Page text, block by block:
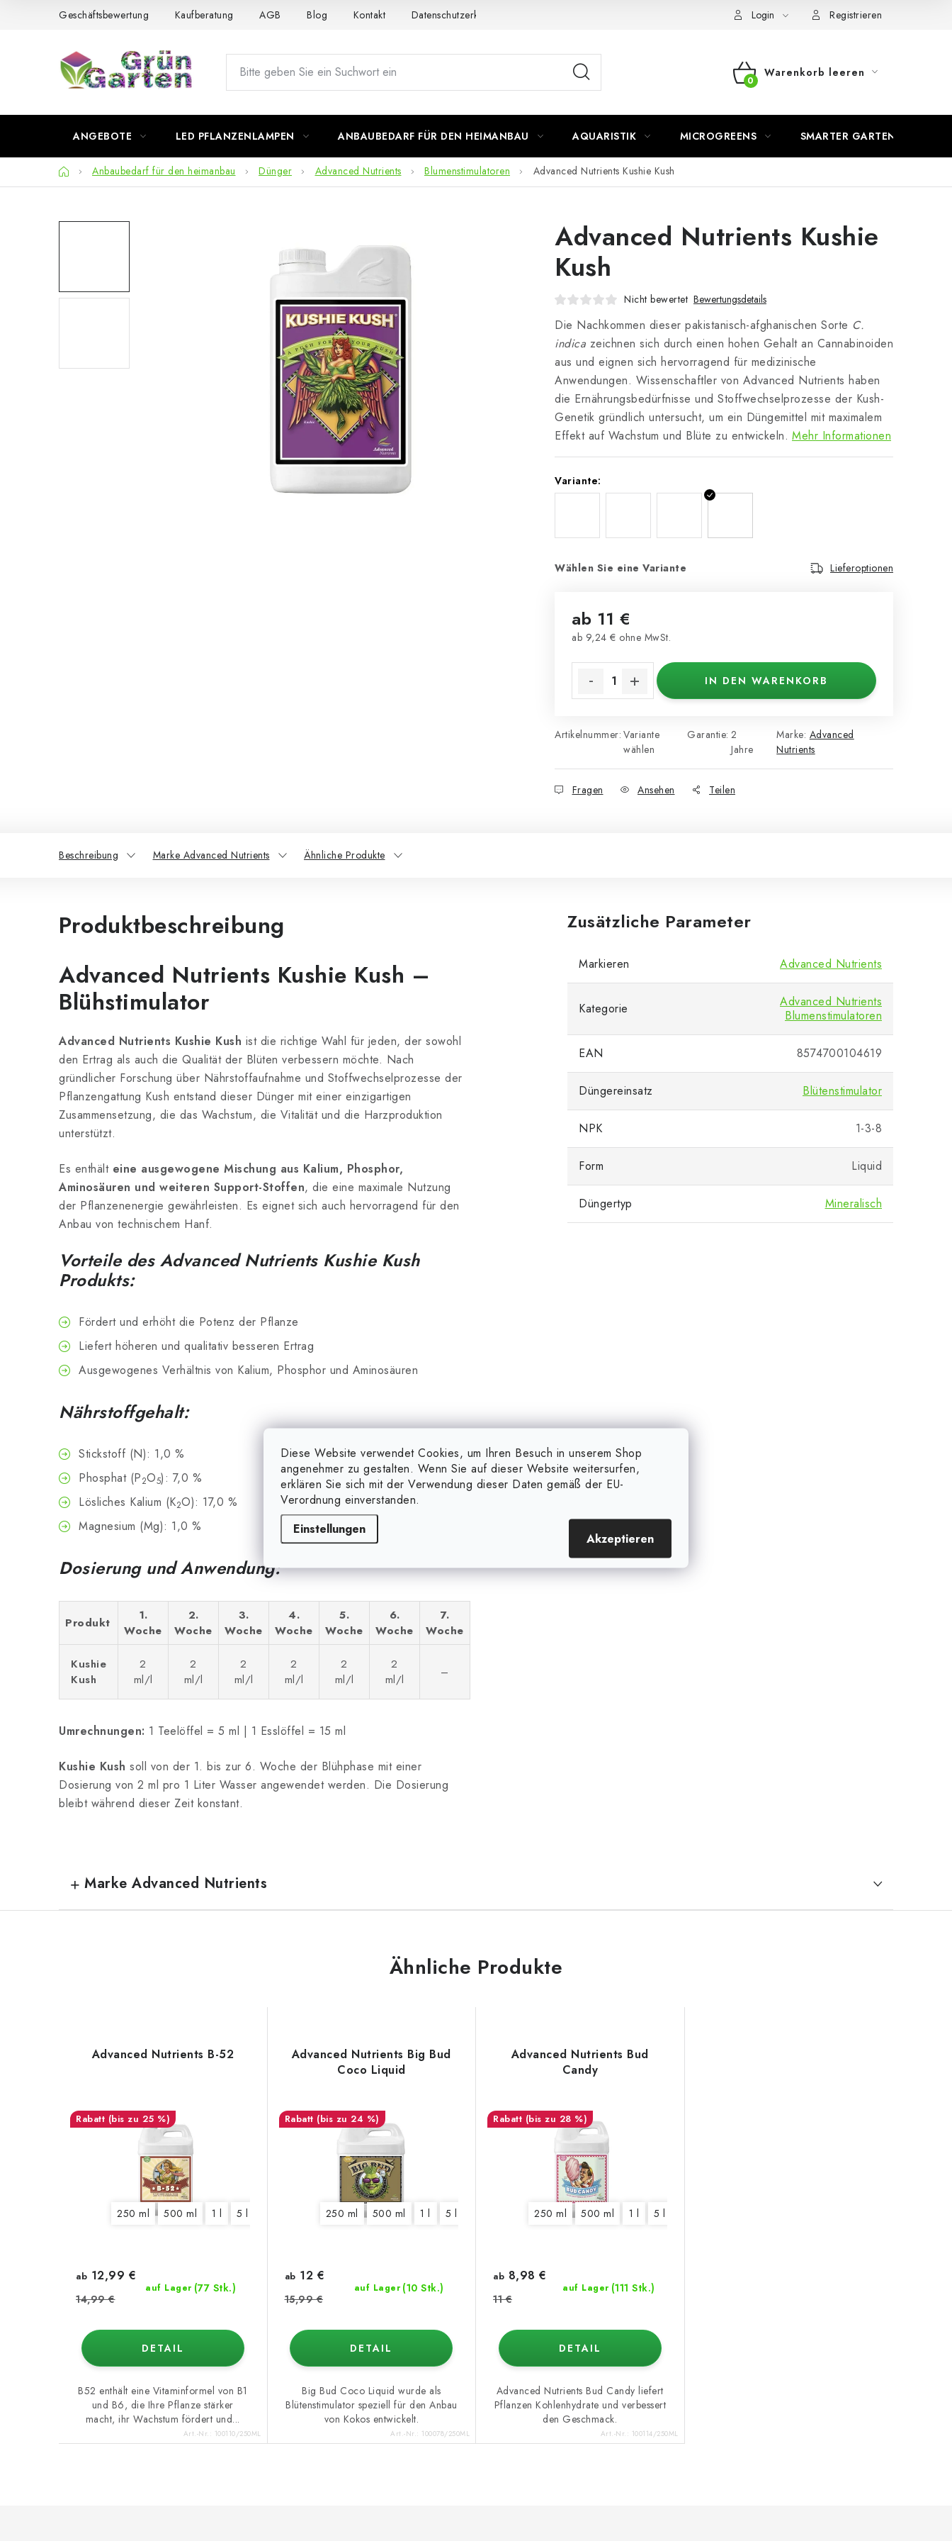
Diese Website verwendet Cookies, um Ihren Besuch in unserem Shop
angenehmer zu gestalten. Wenn Sie auf dieser Website weitersurfen,
erklären Sie sich mit der Verwendung dieser Daten gemäß der EU-
Verordnung einverstanden.
Einstellungen
Akzeptieren
Geschäftsbewertung Kaufberatung AGB Blog Kontakt Datenschutzerklärung Login Registrieren
WARENKORB
Warenkorb leeren
ANGEBOTE LED PFLANZENLAMPEN ANBAUBEDARF FÜR DEN HEIMANBAU AQUARISTIK MICROGREENS SMARTER GARTEN
StartseiteAnbaubedarf für den heimanbau Dünger Advanced Nutrients Blumenstimulatoren Advanced Nutrients Kushie Kush
Advanced Nutrients Kushie
Kush
Nicht bewertet Bewertungsdetails
Die Nachkommen dieser pakistanisch-afghanischen Sorte C.
indica zeichnen sich durch einen hohen Gehalt an Cannabinoiden
aus und eignen sich hervorragend für medizinische
Anwendungen. Wissenschaftler von Advanced Nutrients haben
die Ernährungsbedürfnisse und Stoffwechselprozesse der Kush-
Genetik gründlich untersucht, um ein Düngemittel mit maximalem
Effekt auf Wachstum und Blüte zu entwickeln. Mehr Informationen
Variante:
Wählen Sie eine Variante Lieferoptionen
ab 11 €
ab 9,24 € ohne MwSt.
IN DEN WARENKORB
Artikelnummer: Variante
wählen
Marke: Advanced
Nutrients
Garantie: 2
Jahre
Fragen Ansehen Teilen
Beschreibung Marke Advanced Nutrients Ähnliche Produkte
Produktbeschreibung
Advanced Nutrients Kushie Kush –
Blühstimulator
Advanced Nutrients Kushie Kush ist die richtige Wahl für jeden, der sowohl
den Ertrag als auch die Qualität der Blüten verbessern möchte. Nach
gründlicher Forschung über Nährstoffaufnahme und Stoffwechselprozesse der
Pflanzengattung Kush entstand dieser Dünger mit einer einzigartigen
Zusammensetzung, die das Wachstum, die Vitalität und die Harzproduktion
unterstützt.
Es enthält eine ausgewogene Mischung aus Kalium, Phosphor,
Aminosäuren und weiteren Support-Stoffen, die eine maximale Nutzung
der Pflanzenenergie gewährleisten. Es eignet sich auch hervorragend für den
Anbau von technischem Hanf.
Vorteile des Advanced Nutrients Kushie Kush
Produkts:
Fördert und erhöht die Potenz der Pflanze
Liefert höheren und qualitativ besseren Ertrag
Ausgewogenes Verhältnis von Kalium, Phosphor und Aminosäuren
Nährstoffgehalt:
Stickstoff (N): 1,0 %
Phosphat (P2O5): 7,0 %
Lösliches Kalium (K2O): 17,0 %
Magnesium (Mg): 1,0 %
Dosierung und Anwendung:
Produkt
1.
Woche
2.
Woche
3.
Woche
4.
Woche
5.
Woche
6.
Woche
7.
Woche
Kushie
Kush
2
ml/l
2
ml/l
2
ml/l
2
ml/l
2
ml/l
2
ml/l
–
Umrechnungen: 1 Teelöffel = 5 ml | 1 Esslöffel = 15 ml
Kushie Kush soll von der 1. bis zur 6. Woche der Blühphase mit einer
Dosierung von 2 ml pro 1 Liter Wasser angewendet werden. Die Dosierung
bleibt während dieser Zeit konstant.
Zusätzliche Parameter
Markieren Advanced Nutrients
Kategorie
Advanced Nutrients
Blumenstimulatoren
EAN 8574700104619
Düngereinsatz Blütenstimulator
NPK 1-3-8
Form Liquid
Düngertyp Mineralisch
Marke Advanced Nutrients
Ähnliche Produkte
Advanced Nutrients B-52
(bis zu 25 %)
250 ml 500 ml 1 l 5 l
auf Lager (77 Stk.)
ab 12,99 €
14,99 €
DETAIL
B52 enthält eine Vitaminformel von B1
und B6, die Ihre Pflanze stärker
macht, ihr Wachstum fördert und...
Art.-Nr.: 100110/250ML
Advanced Nutrients Big Bud
Coco Liquid
(bis zu 24 %)
250 ml 500 ml 1 l 5 l
auf Lager (10 Stk.)
ab 12 €
15,99 €
DETAIL
Big Bud Coco Liquid wurde als
Blütenstimulator speziell für den Anbau
von Kokos entwickelt.
Art.-Nr.: 100078/250ML
Advanced Nutrients Bud
Candy
(bis zu 28 %)
250 ml 500 ml 1 l 5 l
auf Lager (111 Stk.)
ab 8,98 €
11 €
DETAIL
Advanced Nutrients Bud Candy liefert
Pflanzen Kohlenhydrate und verbessert
den Geschmack.
Art.-Nr.: 100114/250ML